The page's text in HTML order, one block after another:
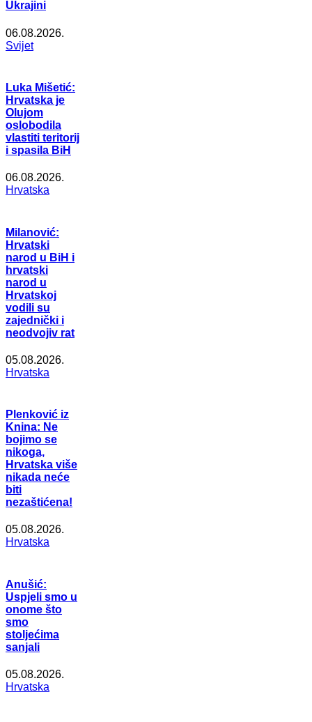
Ukrajini
06.08.2026.
Svijet
Luka Mišetić:
Hrvatska je
Olujom
oslobodila
vlastiti teritorij
i spasila BiH
06.08.2026.
Hrvatska
Milanović:
Hrvatski
narod u BiH i
hrvatski
narod u
Hrvatskoj
vodili su
zajednički i
neodvojiv rat
05.08.2026.
Hrvatska
Plenković iz
Knina: Ne
bojimo se
nikoga,
Hrvatska više
nikada neće
biti
nezaštićena!
05.08.2026.
Hrvatska
Anušić:
Uspjeli smo u
onome što
smo
stoljećima
sanjali
05.08.2026.
Hrvatska